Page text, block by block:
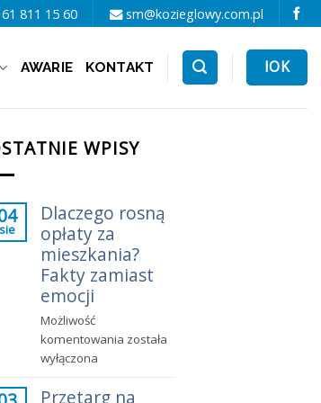
811 15 60 sm@kozieglowy.com.pl
AWARIE KONTAKT IOK
WPISY
sie
Dlaczego rosną
opłaty za
mieszkania?
Fakty zamiast
emocji
Możliwość
komentowania Dlaczego
za
została
wyłączona
Przetarg na